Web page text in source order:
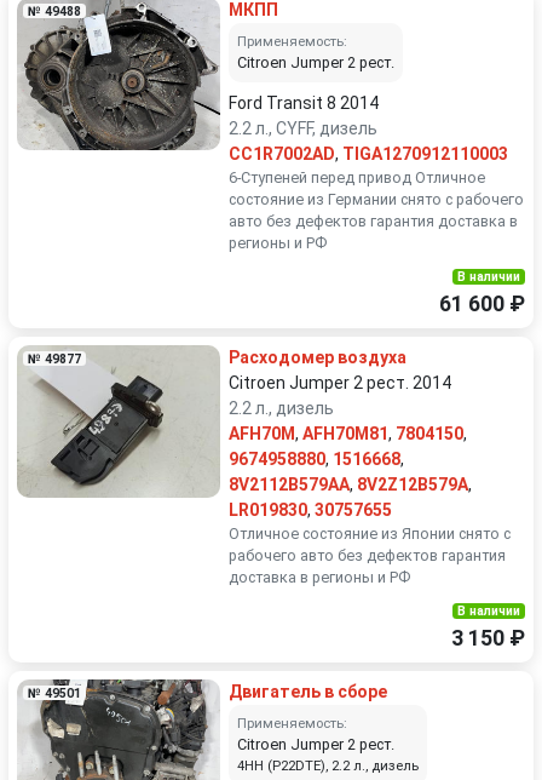
№ 49488 МКПП
Применяемость:
Citroen Jumper 2 рест.
Ford Transit 8 2014
2.2 л., CYFF, дизель
CC1R7002AD, TIGA1270912110003
6-Ступеней перед привод Отличное
состояние из Германии снято с рабочего
авто без дефектов гарантия доставка в
регионы и РФ
В наличии
61 600 ₽
№ 49877
Расходомер воздуха
Citroen Jumper 2 рест. 2014
2.2 л., дизель
AFH70M, AFH70M81, 7804150,
9674958880, 1516668,
8V2112B579AA, 8V2Z12B579A,
LR019830, 30757655
Отличное состояние из Японии снято с
рабочего авто без дефектов гарантия
доставка в регионы и РФ
В наличии
3 150 ₽
№ 49501 Двигатель в сборе
Применяемость:
Citroen Jumper 2 рест.
4HH (P22DTE), 2.2 л., дизель